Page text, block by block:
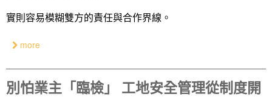
實則容易模糊雙方的責任與合作界線。
more
別怕業主「臨檢」 工地安全管理從制度開